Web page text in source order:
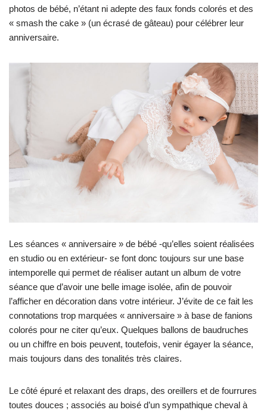
photos de bébé, n’étant ni adepte des faux fonds colorés et des
« smash the cake » (un écrasé de gâteau) pour célébrer leur
anniversaire.
Les séances « anniversaire » de bébé -qu’elles soient réalisées
en studio ou en extérieur- se font donc toujours sur une base
intemporelle qui permet de réaliser autant un album de votre
séance que d’avoir une belle image isolée, afin de pouvoir
l’afficher en décoration dans votre intérieur. J’évite de ce fait les
connotations trop marquées « anniversaire » à base de fanions
colorés pour ne citer qu’eux. Quelques ballons de baudruches
ou un chiffre en bois peuvent, toutefois, venir égayer la séance,
mais toujours dans des tonalités très claires.
Le côté épuré et relaxant des draps, des oreillers et de fourrures
toutes douces ; associés au boisé d’un sympathique cheval à